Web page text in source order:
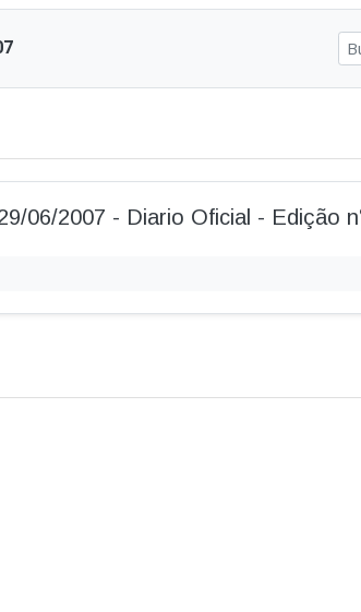
06/2007 - Diario Oficial - Edição